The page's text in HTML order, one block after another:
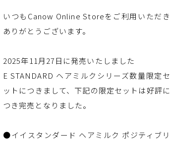
いつもCanow Online Storeをご利用いただき
ありがとうございます。
2025年11月27日に発売いたしました
E STANDARD ヘアミルクシリーズ数量限定セ
ットにつきまして、下記の限定セットは好評に
つき完売となりました。
●イイスタンダード ヘアミルク ポジティブリ